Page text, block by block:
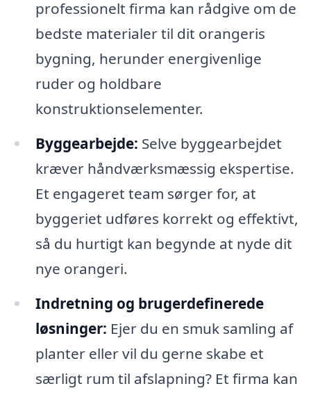
professionelt firma kan rådgive om de
bedste materialer til dit orangeris
bygning, herunder energivenlige
ruder og holdbare
konstruktionselementer.
Byggearbejde: Selve byggearbejdet
kræver håndværksmæssig ekspertise.
Et engageret team sørger for, at
byggeriet udføres korrekt og effektivt,
så du hurtigt kan begynde at nyde dit
nye orangeri.
Indretning og brugerdefinerede
løsninger: Ejer du en smuk samling af
planter eller vil du gerne skabe et
særligt rum til afslapning? Et firma kan